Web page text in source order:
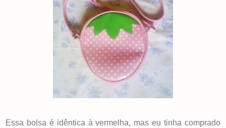
Essa bolsa é idêntica à vermelha, mas eu tinha comprado